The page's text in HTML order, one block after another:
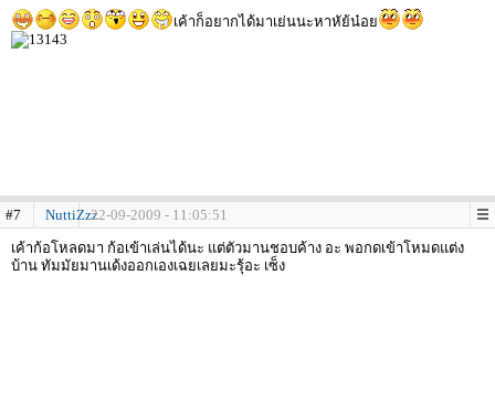
เค้าก็อยากได้มาเย่นนะหาหัย้น๋อย
#7 NuttiZzz22-09-2009 - 11:05:51
เค้าก้อโหลดมา ก้อเข้าเล่นได้นะ แต่ตัวมานชอบค้าง อะ พอกดเข้าโหมดแต่ง
บ้าน ทัมมัยมานเด้งออกเองเฉยเลยมะรุ้อะ เซ็ง